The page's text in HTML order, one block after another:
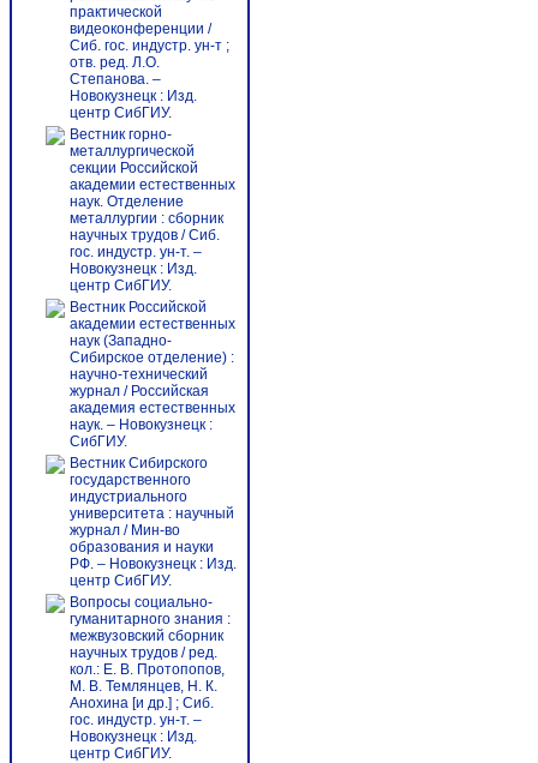
практической
видеоконференции /
Сиб. гос. индустр. ун-т ;
отв. ред. Л.О.
Степанова. –
Новокузнецк : Изд.
центр СибГИУ.
Вестник горно-
металлургической
секции Российской
академии естественных
наук. Отделение
металлургии : сборник
научных трудов / Сиб.
гос. индустр. ун-т. –
Новокузнецк : Изд.
центр СибГИУ.
Вестник Российской
академии естественных
наук (Западно-
Сибирское отделение) :
научно-технический
журнал / Российская
академия естественных
наук. – Новокузнецк :
СибГИУ.
Вестник Сибирского
государственного
индустриального
университета : научный
журнал / Мин-во
образования и науки
РФ. – Новокузнецк : Изд.
центр СибГИУ.
Вопросы социально-
гуманитарного знания :
межвузовский сборник
научных трудов / ред.
кол.: Е. В. Протопопов,
М. В. Темлянцев, Н. К.
Анохина [и др.] ; Сиб.
гос. индустр. ун-т. –
Новокузнецк : Изд.
центр СибГИУ.